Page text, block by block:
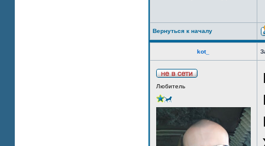
Вернуться к началу
kot_
Любитель